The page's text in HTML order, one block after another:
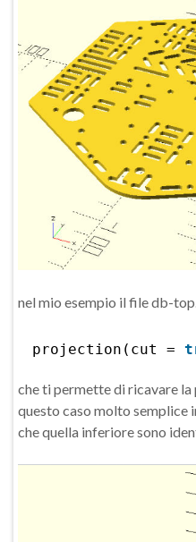
nel mio esempio il file db-
projection(cut =
che ti permette di ricavare la
questo caso molto semplice
che quella inferiore sono